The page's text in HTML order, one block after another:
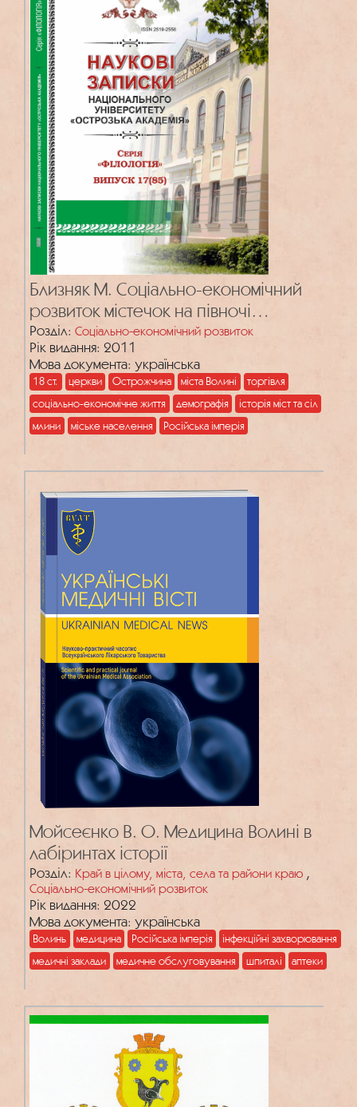
Близняк М. Соціально-економічний
розвиток містечок на півночі
Острозького повіту в кінці 18 ст.
Розділ: Соціально-економічний розвиток
Рік видання: 2011
Мова документа: українська
18 ст. церкви Острожчина міста Волині
торгівля
соціально-економічне життя
демографія
історія міст та сіл
млини
міське населення Російська імперія
Мойсеєнко В. О. Медицина Волині в
лабіринтах історії
Розділ: Край в цілому, міста, села та райони краю ,
Соціально-економічний розвиток
Рік видання: 2022
Мова документа: українська
Волинь медицина Російська імперія
інфекційні захворювання
медичні заклади
медичне обслуговування шпиталі аптеки